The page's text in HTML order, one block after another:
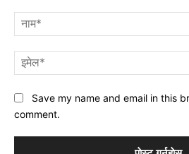
Save my name and email in this
comment.